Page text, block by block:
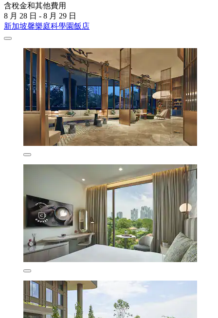
含稅金和其他費用
8 月 28 日 - 8 月 29 日
新加坡馨樂庭科學園飯店